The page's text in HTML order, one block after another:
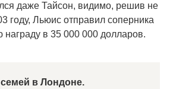
даже Тайсон, видимо, решив не
году, Льюис отправил соперника
награду в 35 000 000 долларов.
в Лондоне.